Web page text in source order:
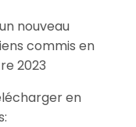
nouveau
commis en
2023
en